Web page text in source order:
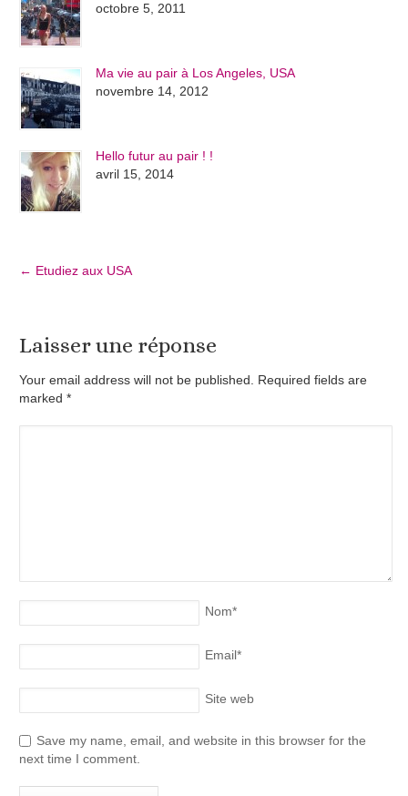
octobre 5, 2011
Ma vie au pair à Los Angeles, USA
novembre 14, 2012
Hello futur au pair ! !
avril 15, 2014
← Etudiez aux USA
Laisser une réponse
Your email address will not be published. Required fields are
marked*
Nom*
Email*
Site web
Save my name, email, and website in this browser for the
next time I comment.